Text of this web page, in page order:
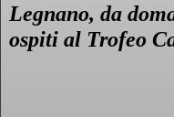
Legnano, da
ospiti al Trofeo